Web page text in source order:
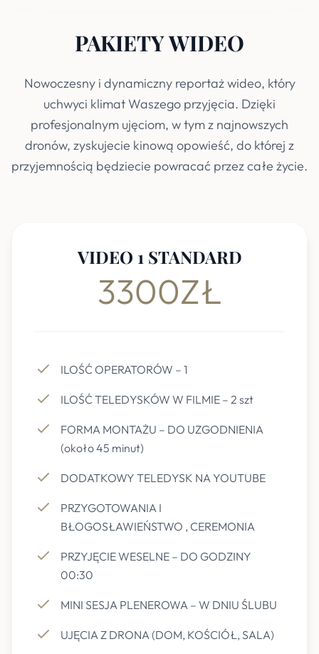
PAKIETY WIDEO
Nowoczesny i dynamiczny reportaż wideo, który
uchwyci klimat Waszego przyjęcia. Dzięki
profesjonalnym ujęciom, w tym z najnowszych
dronów, zyskujecie kinową opowieść, do której z
przyjemnością będziecie powracać przez całe życie.
VIDEO 1 STANDARD
3300ZŁ
ILOŚĆ OPERATORÓW – 1
ILOŚĆ TELEDYSKÓW W FILMIE – 2 szt
FORMA MONTAŻU – DO UZGODNIENIA
(około 45 minut)
DODATKOWY TELEDYSK NA YOUTUBE
PRZYGOTOWANIA I
BŁOGOSŁAWIEŃSTWO , CEREMONIA
PRZYJĘCIE WESELNE – DO GODZINY
00:30
MINI SESJA PLENEROWA – W DNIU ŚLUBU
UJĘCIA Z DRONA (DOM, KOŚCIÓŁ, SALA)